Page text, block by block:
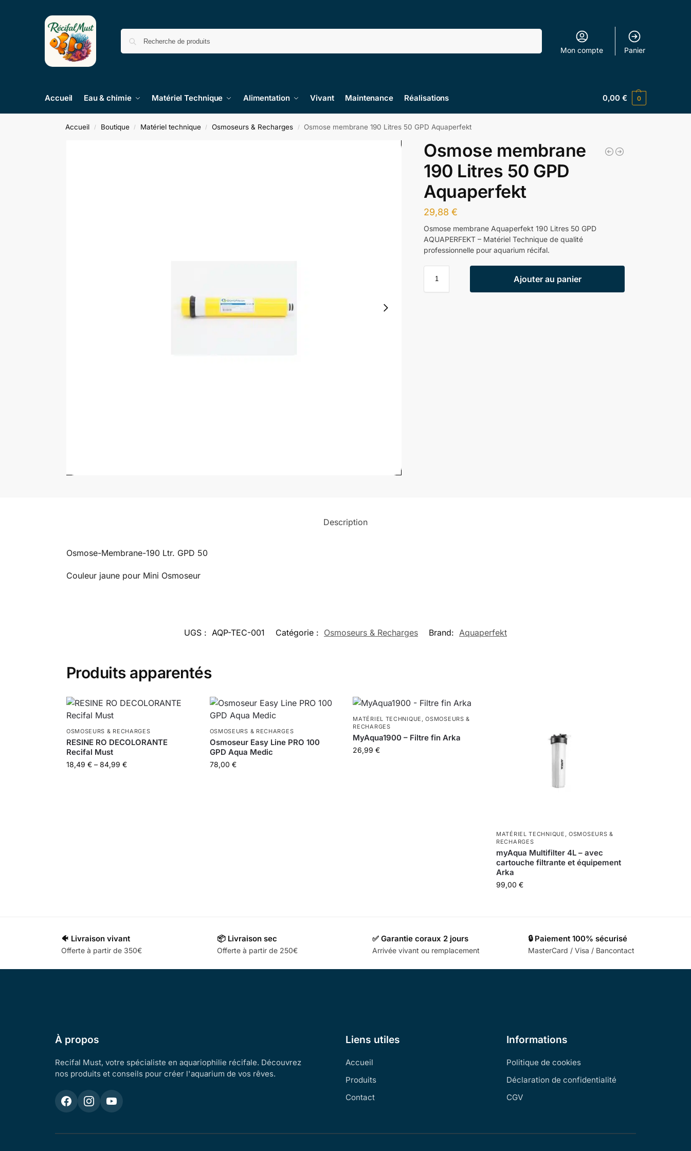
Mon compte Panier
Accueil Eau & chimie Matériel Technique Alimentation Vivant Maintenance Réalisations 0,00€ 0
Accueil / Boutique / Matériel technique / Osmoseurs & Recharges / Osmose membrane 190 Litres 50 GPD Aquaperfekt
Osmose membrane
190 Litres 50 GPD
Aquaperfekt
29,88€
Osmose membrane Aquaperfekt 190 Litres 50 GPD
AQUAPERFEKT – Matériel Technique de qualité
professionnelle pour aquarium récifal.
Ajouter au panier
Description
Osmose-Membrane-190 Ltr. GPD 50
Couleur jaune pour Mini Osmoseur
UGS : AQP-TEC-001 Catégorie : Osmoseurs & Recharges Brand: Aquaperfekt
Produits apparentés
OSMOSEURS & RECHARGES
RESINE RO DECOLORANTE
Recifal Must
18,49 € – 84,99 €
OSMOSEURS & RECHARGES
Osmoseur Easy Line PRO 100
GPD Aqua Medic
78,00 €
MATÉRIEL TECHNIQUE ,OSMOSEURS &
RECHARGES
MyAqua1900 – Filtre fin Arka
26,99€
MATÉRIEL TECHNIQUE ,OSMOSEURS &
RECHARGES
myAqua Multifilter 4L – avec
cartouche filtrante et équipement
Arka
99,00€
🐠 Livraison vivant
Offerte à partir de 350€
📦 Livraison sec
Offerte à partir de 250€
✅ Garantie coraux 2 jours
Arrivée vivant ou remplacement
🔒 Paiement 100% sécurisé
MasterCard / Visa / Bancontact
À propos
Recifal Must, votre spécialiste en aquariophilie récifale. Découvrez
nos produits et conseils pour créer l'aquarium de vos rêves.
Liens utiles
Accueil
Produits
Contact
Informations
Politique de cookies
Déclaration de confidentialité
CGV